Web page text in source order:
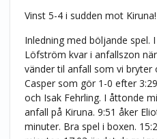
Vinst 5-4 i sudden mot Kiruna!
Inledning med böljande spel.
Löfström kvar i anfallszon
vänder til anfall som vi bryter
Casper som gör 1-0 efter
och Isak Fehrling. I åttonde
anfall på Kiruna. 9:51 åker
minuter. Bra spel i boxen.